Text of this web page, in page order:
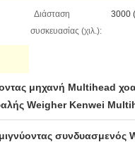
Διάσταση
συσκευασίας (χιλ.):
3000
μηχανή Multihead
Weigher Kenwei
συνδυασμενός